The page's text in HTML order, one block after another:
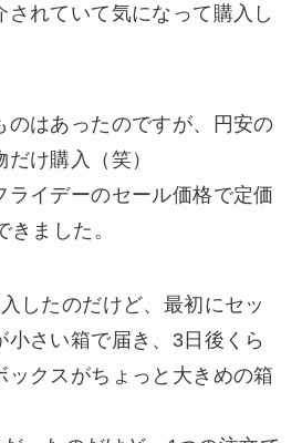
されていて気になって購入し
のはあったのですが、円安の
け購入（笑）
ライデーのセール価格で定価
ました。
したのだけど、最初にセッ
小さい箱で届き、3日後くら
ックスがちょっと大きめの箱